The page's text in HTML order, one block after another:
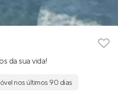
da sua vida!
nos últimos 90 dias